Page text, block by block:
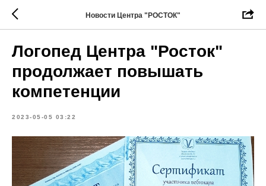
Новости Центра "РОСТОК"
Логопед Центра "Росток"
продолжает повышать
компетенции
2023-05-05 03:22